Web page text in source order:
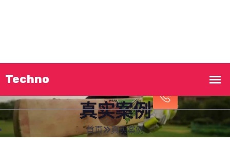
真实案例
首页 真实案例